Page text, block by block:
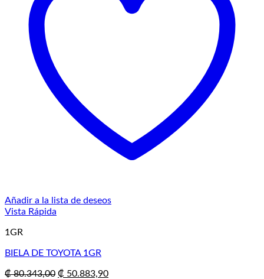
Añadir a la lista de deseos
Vista Rápida
1GR
BIELA DE TOYOTA 1GR
₡80.343,00 El
₡ 50.883,90El